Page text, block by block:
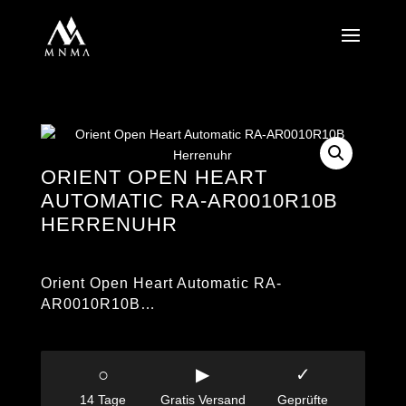
ORIENT OPEN HEART
AUTOMATIC RA-AR0010R10B
HERRENUHR
Orient Open Heart Automatic RA-
AR0010R10B…
○
14 Tage
▶
Gratis Versand
✓
Geprüfte